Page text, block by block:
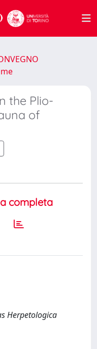
the Plio-
of
completa
Herpetologica